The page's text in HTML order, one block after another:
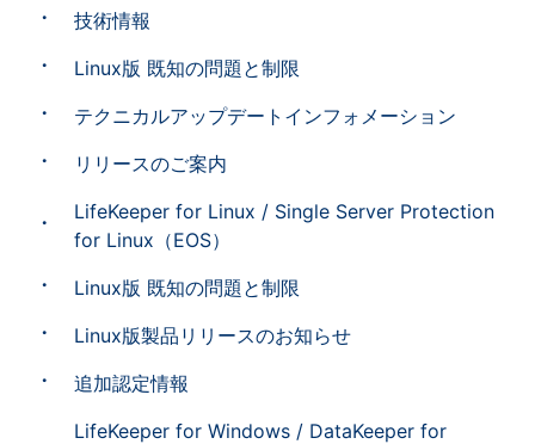
技術情報
Linux版 既知の問題と制限
テクニカルアップデートインフォメーション
リリースのご案内
LifeKeeper for Linux / Single Server Protection
for Linux（EOS）
Linux版 既知の問題と制限
Linux版製品リリースのお知らせ
追加認定情報
LifeKeeper for Windows / DataKeeper for